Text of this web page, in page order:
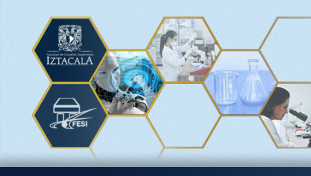
contenido